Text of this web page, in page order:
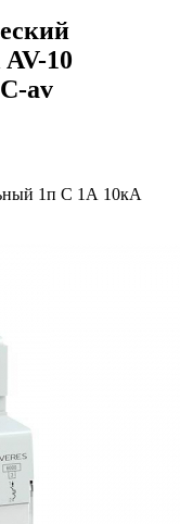
10
av
1п C 1А 10кА